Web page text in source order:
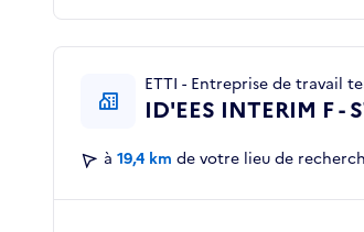
ETTI - Entreprise de travail
ID'EES INTERIM F -
à 19,4 km de votre lieu de